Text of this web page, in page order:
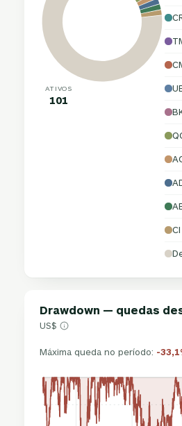
ATIVOS
101
CI
Drawdown — quedas
US$
Máxima queda no período: -